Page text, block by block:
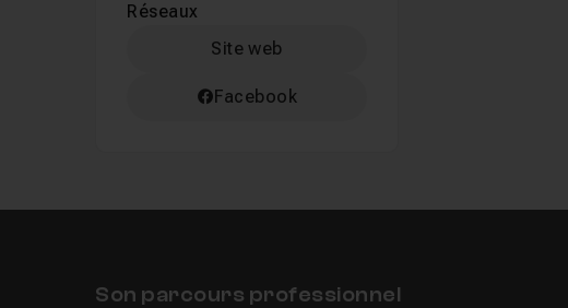
Réseaux
Site web
Facebook
Son parcours professionnel